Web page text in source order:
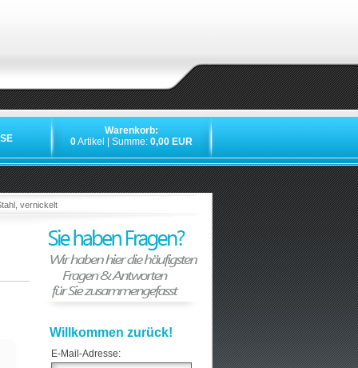
Warenkorb:
0Artikel | Summe: 0,00 EUR
vernickelt
Willkommen zurück!
E-Mail-Adresse: